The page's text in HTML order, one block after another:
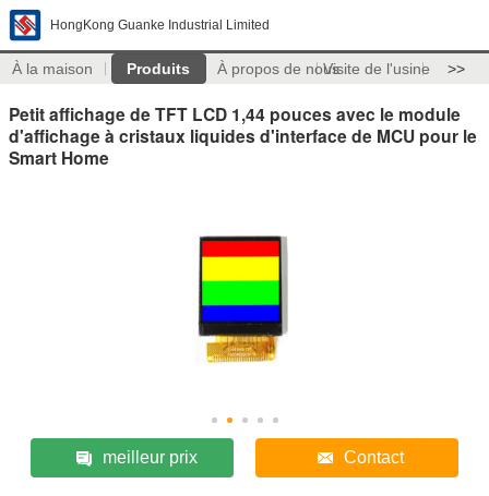
HongKong Guanke Industrial Limited
À la maison Produits À propos de nousVisite de l'usine >>
Petit affichage de TFT LCD 1,44 pouces avec le module
d'affichage à cristaux liquides d'interface de MCU pour le
Smart Home
meilleur prix Contact